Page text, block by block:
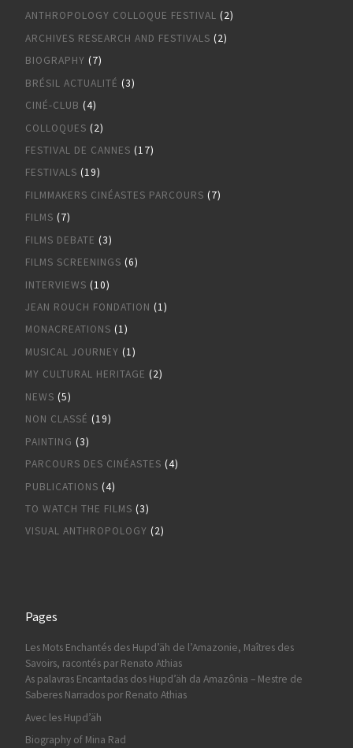
ANTHROPOLOGY COLLOQUE FESTIVAL (2)
ARCHIVES RESEARCH AND FESTIVALS (2)
BIOGRAPHY (7)
BRÉSIL ACTUALITÉ (3)
CINÉ-CLUB (4)
COLLOQUES (2)
FESTIVAL DE CANNES (17)
FESTIVALS (19)
FILMMAKERS CINÉASTES PARCOURS (7)
FILMS (7)
FILMS DEBATE (3)
FILMS SCREENINGS (6)
INTERVIEWS (10)
JEAN ROUCH FONDATION (1)
MONACREATIONS (1)
MUSICAL JOURNEY (1)
MY CULTURAL HERITAGE (2)
NEWS (5)
NON CLASSÉ (19)
PAINTING (3)
PARCOURS DES CINÉASTES (4)
PUBLICATIONS (4)
TO WATCH THE FILMS (3)
VISUAL ANTHROPOLOGY (2)
Pages
Les Mots Enchantés des Hupd’äh de l’Amazonie, Maîtres des
Savoirs, racontés par Renato Athias
As palavras Encantadas dos Hupd’äh da Amazônia – Mestre de
Saberes Narrados por Renato Athias
Avec les Hupd’äh
Biography of Mina Rad